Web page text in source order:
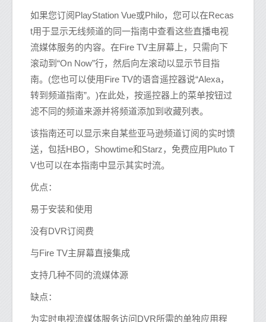
如果您订阅PlayStation Vue或Philo，您可以在Recas
t用于显示无线频道的同一指南中查看这些直播电视
流媒体服务的内容。在Fire TV主屏幕上，只需向下
滚动到“On Now”行，然后向左滚动以显示节目指
南。(您也可以使用Fire TV的语音遥控器说“Alexa，
转到频道指南”。)在此处，按遥控器上的菜单按钮过
滤不同的频道来源并将频道添加到收藏列表。
该指南还可以显示来自某些亚马逊频道订阅的实时馈
送，包括HBO，Showtime和Starz，免费应用Pluto T
V也可以在本指南中显示其实时流。
优点：
易于安装和使用
没有DVR订阅费
与Fire TV主屏幕直接集成
支持几种不同的流媒体源
缺点：
为实时电视流媒体服务访问DVR所需的单独应用程